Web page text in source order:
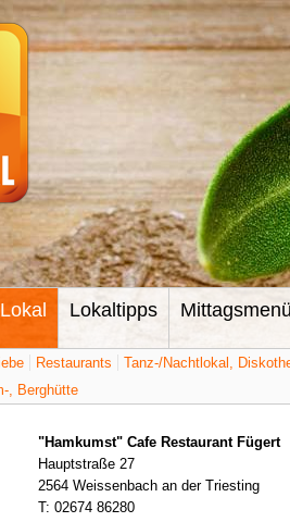
Lokaltipps
Restaurants
Tanz-/Nachtlokal,
, Berghütte
"Hamkumst" Cafe Restaurant Fügert
Hauptstraße 27
2564 Weissenbach an der Triesting
T: 02674 86280